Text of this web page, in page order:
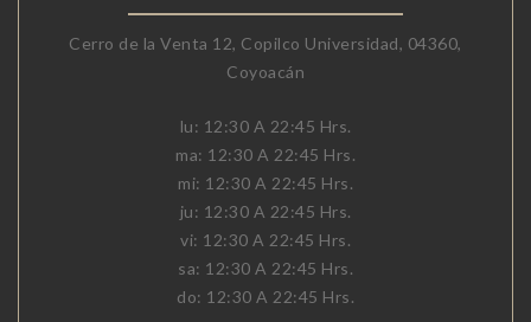
Cerro de la Venta 12, Copilco Universidad, 04360,
Coyoacán
lu: 12:30 A 22:45 Hrs.
ma: 12:30 A 22:45 Hrs.
mi: 12:30 A 22:45 Hrs.
ju: 12:30 A 22:45 Hrs.
vi: 12:30 A 22:45 Hrs.
sa: 12:30 A 22:45 Hrs.
do: 12:30 A 22:45 Hrs.